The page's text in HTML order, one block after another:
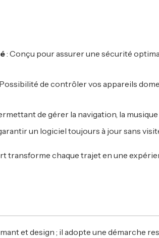
: Conçu pour assurer une sécurité
de contrôler vos appareils
de gérer la navigation, la
un logiciel toujours à jour sans
chaque trajet en une
et design ; il adopte une démarche